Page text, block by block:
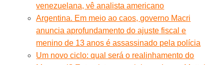
venezuelana, vê analista americano
Argentina. Em meio ao caos, governo Macri
anuncia aprofundamento do ajuste fiscal e
menino de 13 anos é assassinado pela polícia
Um novo ciclo: qual será o realinhamento do